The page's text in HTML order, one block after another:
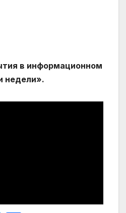
в информационном
недели».